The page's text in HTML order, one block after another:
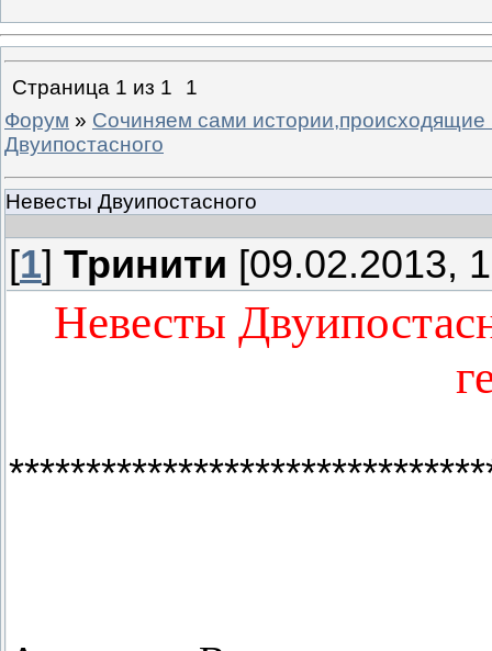
Страница 1 из 1
1
Форум » Сочиняем сами
Двуипостасного
Невесты Двуипостасного
[1] Тринити [09.02.2013,
Невесты